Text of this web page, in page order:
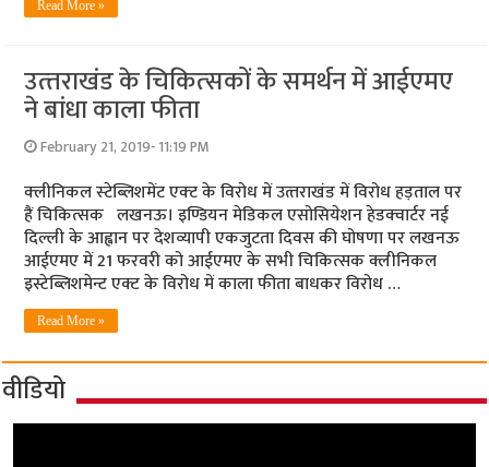
Read More »
उत्‍तराखंड के चिकित्‍सकों के समर्थन में आईएमए
ने बांधा काला फीता
February 21, 2019- 11:19 PM
क्‍लीनिकल स्‍टेब्लिशमेंट एक्‍ट के विरोध में उत्‍तराखंड में विरोध हड़ताल पर
हैं चिकित्‍सक लखनऊ। इण्डियन मेडिकल एसोसियेशन हेडक्‍वार्टर नई
दिल्ली के आह्वान पर देशव्यापी एकजुटता दिवस की घोषणा पर लखनऊ
आईएमए में 21 फरवरी को आईएमए के सभी चिकित्सक क्लीनिकल
इस्टेब्लिशमेन्ट एक्ट के विरोध में काला फीता बाधकर विरोध …
Read More »
वीडियो